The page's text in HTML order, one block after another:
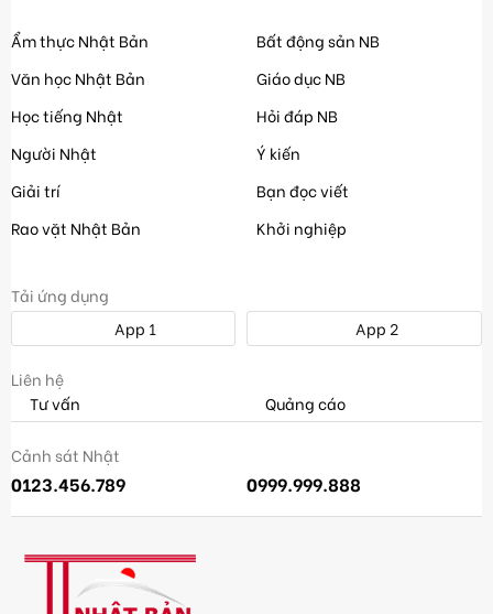
Ẩm thực Nhật Bản
Văn học Nhật Bản
Học tiếng Nhật
Người Nhật
Giải trí
Rao vặt Nhật Bản
Bất động sản NB
Giáo dục NB
Hỏi đáp NB
Ý kiến
Bạn đọc viết
Khởi nghiệp
Tải ứng dụng
App 1
App 2
Liên hệ
Tư vấn
Quảng cáo
Cảnh sát Nhật
0123.456.789 0999.999.888